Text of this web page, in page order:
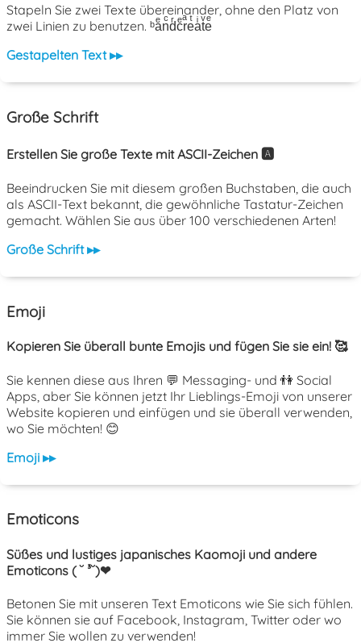
Stapeln Sie zwei Texte übereinander, ohne den Platz von
zwei Linien zu benutzen. ᵇaͤnͨdͬcͤrͣeͭaͥtͮeͤ
Gestapelten Text ▸▸
Große Schrift
Erstellen Sie große Texte mit ASCII-Zeichen 🅰️
Beeindrucken Sie mit diesem großen Buchstaben, die auch
als ASCII-Text bekannt, die gewöhnliche Tastatur-Zeichen
gemacht. Wählen Sie aus über 100 verschiedenen Arten!
Große Schrift ▸▸
Emoji
Kopieren Sie überall bunte Emojis und fügen Sie sie ein! 🥰
Sie kennen diese aus Ihren 💬 Messaging- und 👫 Social
Apps, aber Sie können jetzt Ihr Lieblings-Emoji von unserer
Website kopieren und einfügen und sie überall verwenden,
wo Sie möchten! 😊
Emoji ▸▸
Emoticons
Süßes und lustiges japanisches Kaomoji und andere
Emoticons ( ˘ ³˘)❤
Betonen Sie mit unseren Text Emoticons wie Sie sich fühlen.
Sie können sie auf Facebook, Instagram, Twitter oder wo
immer Sie wollen zu verwenden!